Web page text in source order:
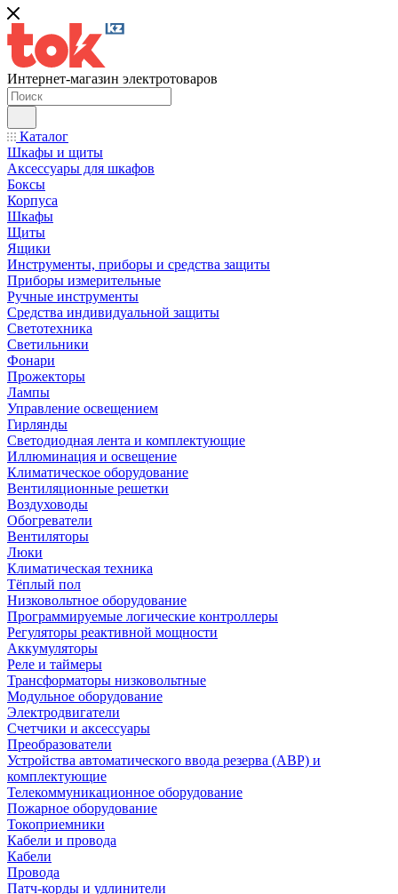
Интернет-магазин электротоваров
Каталог
Шкафы и щиты
Аксессуары для шкафов
Боксы
Корпуса
Шкафы
Щиты
Ящики
Инструменты, приборы и средства защиты
Приборы измерительные
Ручные инструменты
Средства индивидуальной защиты
Светотехника
Светильники
Фонари
Прожекторы
Лампы
Управление освещением
Гирлянды
Светодиодная лента и комплектующие
Иллюминация и освещение
Климатическое оборудование
Вентиляционные решетки
Воздуховоды
Обогреватели
Вентиляторы
Люки
Климатическая техника
Тёплый пол
Низковольтное оборудование
Программируемые логические контроллеры
Регуляторы реактивной мощности
Аккумуляторы
Реле и таймеры
Трансформаторы низковольтные
Модульное оборудование
Электродвигатели
Счетчики и аксессуары
Преобразователи
Устройства автоматического ввода резерва (АВР) и
комплектующие
Телекоммуникационное оборудование
Пожарное оборудование
Токоприемники
Кабели и провода
Кабели
Провода
Патч-корды и удлинители